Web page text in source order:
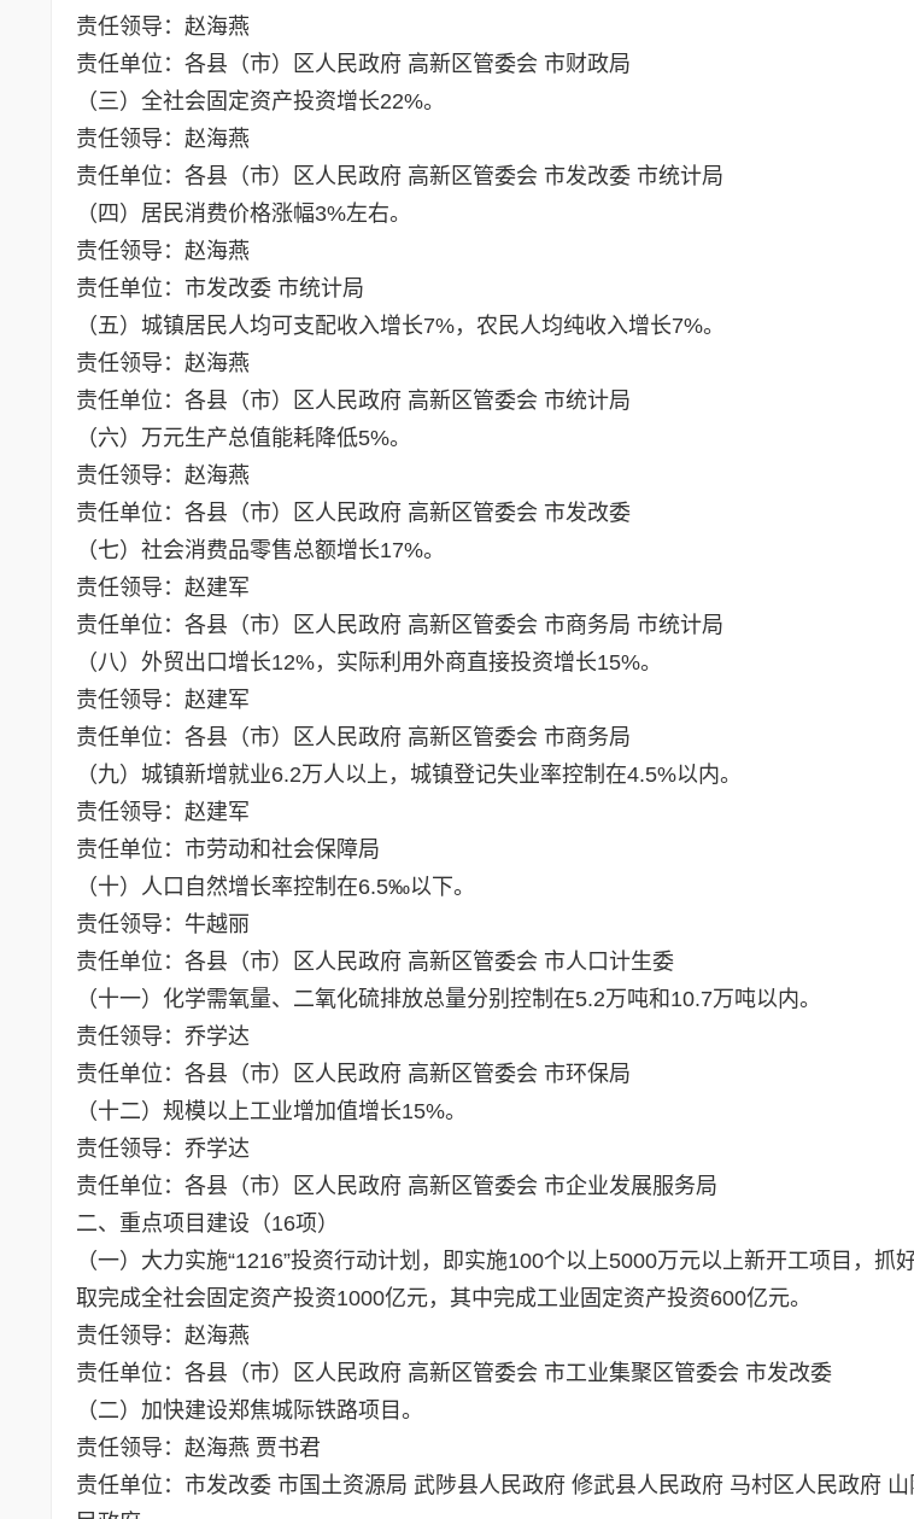
责任领导：赵海燕
责任单位：各县（市）区人民政府 高新区管委会 市财政局
（三）全社会固定资产投资增长22%。
责任领导：赵海燕
责任单位：各县（市）区人民政府 高新区管委会 市发改委 市统计局
（四）居民消费价格涨幅3%左右。
责任领导：赵海燕
责任单位：市发改委 市统计局
（五）城镇居民人均可支配收入增长7%，农民人均纯收入增长7%。
责任领导：赵海燕
责任单位：各县（市）区人民政府 高新区管委会 市统计局
（六）万元生产总值能耗降低5%。
责任领导：赵海燕
责任单位：各县（市）区人民政府 高新区管委会 市发改委
（七）社会消费品零售总额增长17%。
责任领导：赵建军
责任单位：各县（市）区人民政府 高新区管委会 市商务局 市统计局
（八）外贸出口增长12%，实际利用外商直接投资增长15%。
责任领导：赵建军
责任单位：各县（市）区人民政府 高新区管委会 市商务局
（九）城镇新增就业6.2万人以上，城镇登记失业率控制在4.5%以内。
责任领导：赵建军
责任单位：市劳动和社会保障局
（十）人口自然增长率控制在6.5‰以下。
责任领导：牛越丽
责任单位：各县（市）区人民政府 高新区管委会 市人口计生委
（十一）化学需氧量、二氧化硫排放总量分别控制在5.2万吨和10.7万吨以内。
责任领导：乔学达
责任单位：各县（市）区人民政府 高新区管委会 市环保局
（十二）规模以上工业增加值增长15%。
责任领导：乔学达
责任单位：各县（市）区人民政府 高新区管委会 市企业发展服务局
二、重点项目建设（16项）
（一）大力实施“1216”投资行动计划，即实施100个以上5000万元以上新开工项目，抓
取完成全社会固定资产投资1000亿元，其中完成工业固定资产投资600亿元。
责任领导：赵海燕
责任单位：各县（市）区人民政府 高新区管委会 市工业集聚区管委会 市发改委
（二）加快建设郑焦城际铁路项目。
责任领导：赵海燕 贾书君
责任单位：市发改委 市国土资源局 武陟县人民政府 修武县人民政府 马村区人民政府